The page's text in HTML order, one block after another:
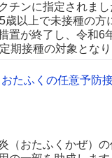
チンに指定されま
歳以上で未接種の方
置が終了し、令和6
期接種の対象となり
おたふくの任意予防
（おたふくかぜ）